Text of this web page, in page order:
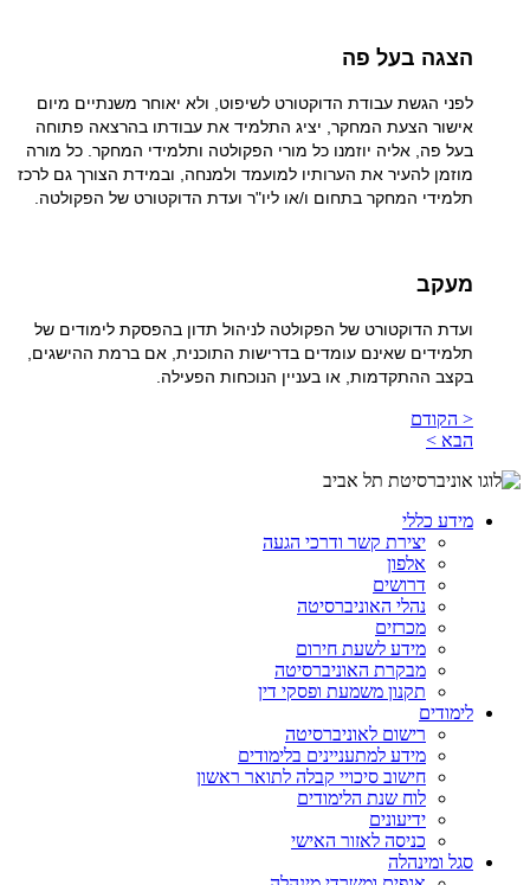
הצגה בעל פה
לפני הגשת עבודת הדוקטורט לשיפוט, ולא יאוחר משנתיים מיום
אישור הצעת המחקר, יציג התלמיד את עבודתו בהרצאה פתוחה
בעל פה, אליה יוזמנו כל מורי הפקולטה ותלמידי המחקר. כל מורה
מוזמן להעיר את הערותיו למועמד ולמנחה, ובמידת הצורך גם לרכז
תלמידי המחקר בתחום ו/או ליו"ר ועדת הדוקטורט של הפקולטה.
מעקב
ועדת הדוקטורט של הפקולטה לניהול תדון בהפסקת לימודים של
תלמידים שאינם עומדים בדרישות התוכנית, אם ברמת ההישגים,
בקצב ההתקדמות, או בעניין הנוכחות הפעילה
< הקודם
הבא >
מידע כללי
יצירת קשר ודרכי הגעה
אלפון
דרושים
נהלי האוניברסיטה
מכרזים
מידע לשעת חירום
מבקרת האוניברסיטה
תקנון משמעת ופסקי דין
לימודים
רישום לאוניברסיטה
מידע למתעניינים בלימודים
חישוב סיכויי קבלה לתואר ראשון
לוח שנת הלימודים
ידיעונים
כניסה לאזור האישי
סגל ומינהלה